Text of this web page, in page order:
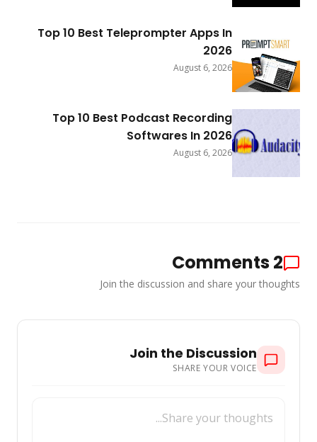
Top 10 Best Teleprompter Apps In
2026
August 6, 2026
Top 10 Best Podcast Recording
Softwares In 2026
August 6, 2026
2
Comments
Join the discussion and share your thoughts
Join the Discussion
SHARE YOUR VOICE